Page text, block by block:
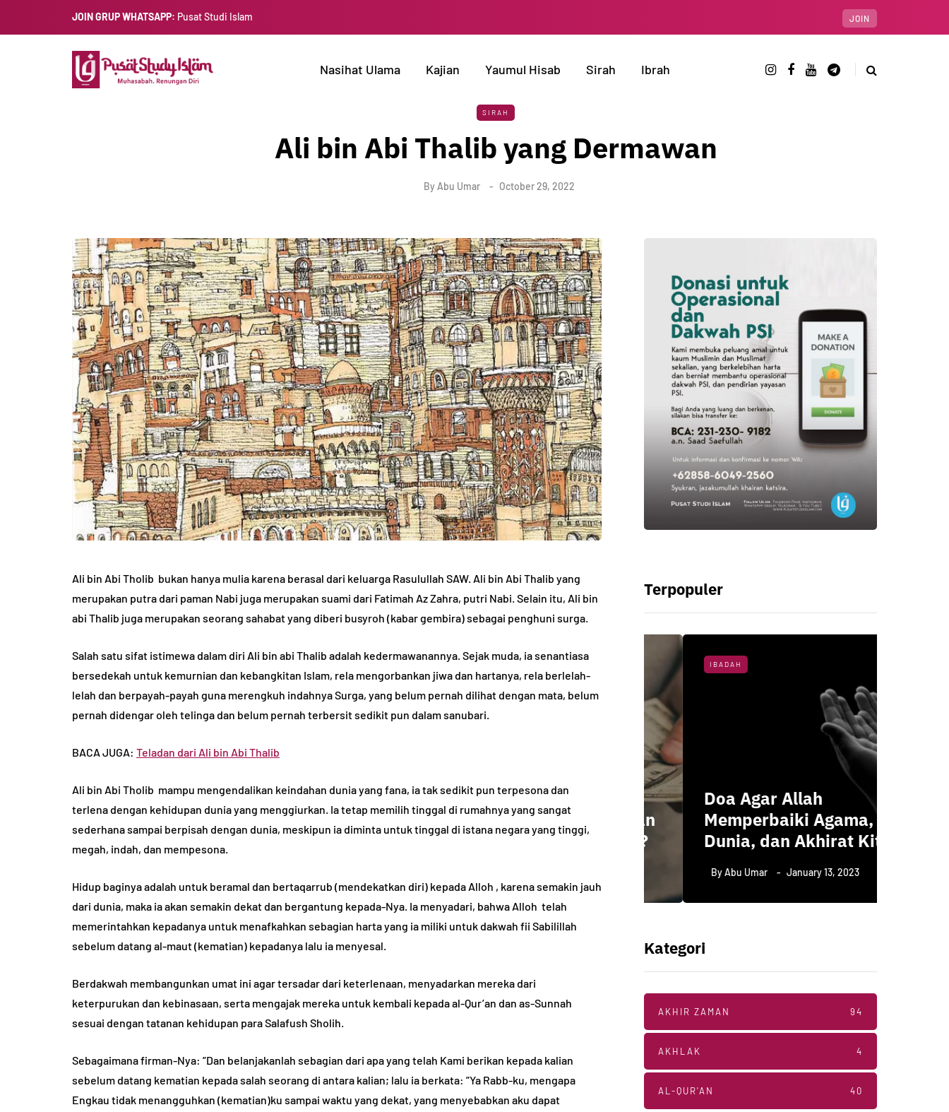
JOIN GRUP WHATSAPP: Pusat Studi Islam JOIN
Nasihat Ulama Kajian Yaumul Hisab Sirah Ibrah
SIRAH
Ali bin Abi Thalib yang Dermawan
By Abu Umar October 29, 2022
Ali bin Abi Tholib bukan hanya mulia karena berasal dari keluarga Rasulullah SAW. Ali bin Abi Thalib yang
merupakan putra dari paman Nabi juga merupakan suami dari Fatimah Az Zahra, putri Nabi. Selain itu, Ali bin
abi Thalib juga merupakan seorang sahabat yang diberi busyroh (kabar gembira) sebagai penghuni surga.
Salah satu sifat istimewa dalam diri Ali bin abi Thalib adalah kedermawanannya. Sejak muda, ia senantiasa
bersedekah untuk kemurnian dan kebangkitan Islam, rela mengorbankan jiwa dan hartanya, rela berlelah-
lelah dan berpayah-payah guna merengkuh indahnya Surga, yang belum pernah dilihat dengan mata, belum
pernah didengar oleh telinga dan belum pernah terbersit sedikit pun dalam sanubari.
BACA JUGA: Teladan dari Ali bin Abi Thalib
Ali bin Abi Tholib mampu mengendalikan keindahan dunia yang fana, ia tak sedikit pun terpesona dan
terlena dengan kehidupan dunia yang menggiurkan. Ia tetap memilih tinggal di rumahnya yang sangat
sederhana sampai berpisah dengan dunia, meskipun ia diminta untuk tinggal di istana negara yang tinggi,
megah, indah, dan mempesona.
Hidup baginya adalah untuk beramal dan bertaqarrub (mendekatkan diri) kepada Alloh , karena semakin jauh
dari dunia, maka ia akan semakin dekat dan bergantung kepada-Nya. Ia menyadari, bahwa Alloh telah
memerintahkan kepadanya untuk menafkahkan sebagian harta yang ia miliki untuk dakwah fii Sabilillah
sebelum datang al-maut (kematian) kepadanya lalu ia menyesal.
Berdakwah membangunkan umat ini agar tersadar dari keterlenaan, menyadarkan mereka dari
keterpurukan dan kebinasaan, serta mengajak mereka untuk kembali kepada al-Qur’an dan as-Sunnah
sesuai dengan tatanan kehidupan para Salafush Sholih.
Sebagaimana firman-Nya: ”Dan belanjakanlah sebagian dari apa yang telah Kami berikan kepada kalian
sebelum datang kematian kepada salah seorang di antara kalian; lalu ia berkata: ”Ya Rabb-ku, mengapa
Engkau tidak menangguhkan (kematian)ku sampai waktu yang dekat, yang menyebabkan aku dapat
Terpopuler
dan Ciri Fisik
bin Khattab
5 Hadist tentang
Akhlak yang Baik dan
Penjelasannya
TANYA JAWAB
Masuk Instansi dengan
Suap, Gajinya Haram?
Doa Agar Allah
Memperbaiki Agama,
Dunia, dan Akhirat Kita
Abu Umar January 13, 2023
Kategori
AKHIR ZAMAN 94
AKHLAK 4
AL-QUR'AN 40